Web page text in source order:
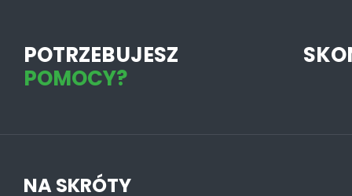
POTRZEBUJESZ
POMOCY?
NA SKRÓTY